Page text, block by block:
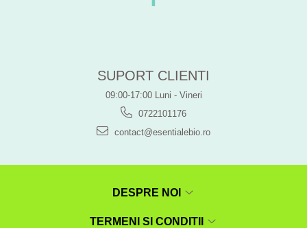
SUPORT CLIENTI
09:00-17:00 Luni - Vineri
0722101176
contact@esentialebio.ro
DESPRE NOI
TERMENI SI CONDITII